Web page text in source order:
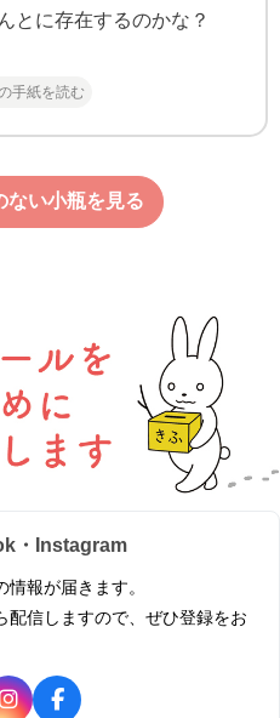
とに存在するのかな？
手紙を読む
ない小瓶を見る
・Instagram
報が届きます。
配信しますので、ぜひ登録をお